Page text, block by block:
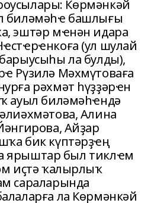
Көрмәнкәй
биләмәһҽ башлығы
эштәр мҽнән идара
(ул шулай
ла булды),
Рүзилә Мәхмүтоваға
рәхмәт һүҙҙәрҽн
ауыл биләмәһҽндә
Алина
Айҙар
бик күптәрҙҽң
ярыштар был тиклҽм
иҫтә ҡалырлыҡ
сараларында
ла Көрмәнкәй